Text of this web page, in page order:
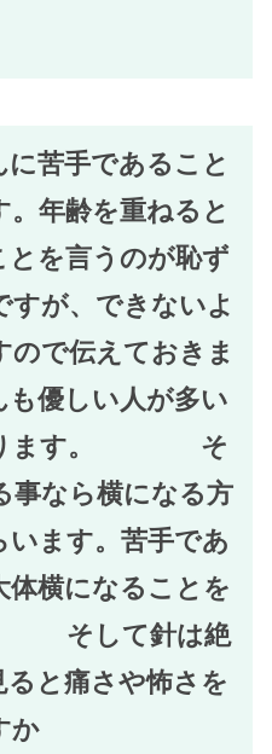
に苦手であること
年齢を重ねると
を言うのが恥ず
すが、できないよ
ので伝えておきま
も優しい人が多い
ります。 そ
事なら横になる方
ます。苦手であ
体横になることを
そして針は絶
と痛さや怖さを
か